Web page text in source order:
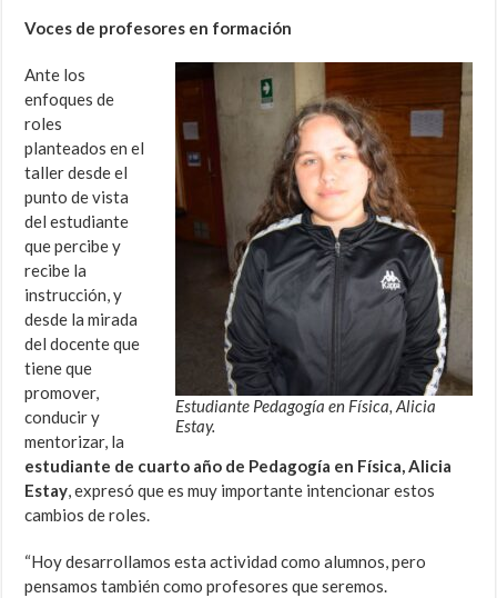
Voces de profesores en formación
Estudiante Pedagogía en Física, Alicia
Estay.
Ante los
enfoques de
roles
planteados en el
taller desde el
punto de vista
del estudiante
que percibe y
recibe la
instrucción, y
desde la mirada
del docente que
tiene que
promover,
conducir y
mentorizar, la
estudiante de cuarto año de Pedagogía en Física, Alicia
Estay, expresó que es muy importante intencionar estos
cambios de roles.
“Hoy desarrollamos esta actividad como alumnos, pero
pensamos también como profesores que seremos.